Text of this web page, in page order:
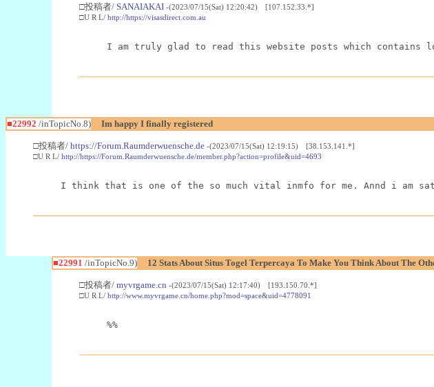
□投稿者/ SANAIAKAI -(2023/07/15(Sat) 12:20:42) [107.152.33.*]
□U R L/ http://https://visasdirect.com.au
I am truly glad to read this website posts which
■22992 /inTopicNo.8) Im happy I finally registered
□投稿者/ https://Forum.Raumderwuensche.de -(2023/07/15(Sat) 12:19:15) [38.153.141.*]
□U R L/ http://https://Forum.Raumderwuensche.de/member.php?action=profile&uid=4693
I think that is one of the so much vital inmfo for me. Annd i am
■22991 /inTopicNo.9) 12 Stats About Situs Togel Terpercaya To Make You Think About The
□投稿者/ myvrgame.cn -(2023/07/15(Sat) 12:17:40) [193.150.70.*]
□U R L/ http://www.myvrgame.cn/home.php?mod=space&uid=4778091
%%